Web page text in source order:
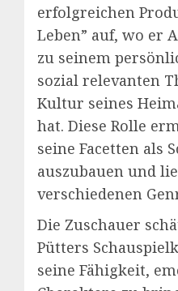
erfolgreichen
Leben” auf, wo er
zu seinem
sozial relevanten
Kultur seines
hat. Diese Rolle
seine Facetten als
auszubauen und
verschiedenen
Die Zuschauer
Pütters
seine Fähigkeit,